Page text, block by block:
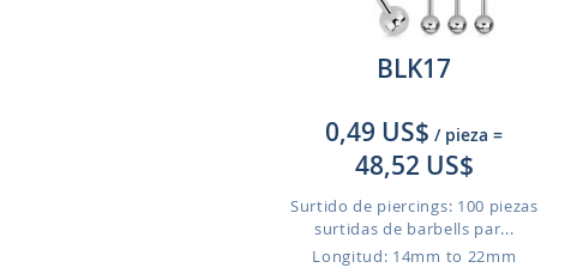
BLK17
0,49 US$ / pieza =
48,52 US$
Surtido de piercings: 100 piezas
surtidas de barbells par...
Longitud: 14mm to 22mm